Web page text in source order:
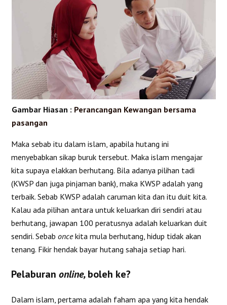
Gambar Hiasan : Perancangan Kewangan bersama
pasangan
Maka sebab itu dalam islam, apabila hutang ini
menyebabkan sikap buruk tersebut. Maka islam mengajar
kita supaya elakkan berhutang. Bila adanya pilihan tadi
(KWSP dan juga pinjaman bank), maka KWSP adalah yang
terbaik. Sebab KWSP adalah caruman kita dan itu duit kita.
Kalau ada pilihan antara untuk keluarkan diri sendiri atau
berhutang, jawapan 100 peratusnya adalah keluarkan duit
sendiri. Sebaboncekita mula berhutang, hidup tidak akan
tenang. Fikir hendak bayar hutang sahaja setiap hari.
Pelaburanonline,boleh ke?
Dalam islam, pertama adalah faham apa yang kita hendak